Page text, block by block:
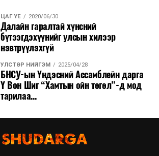
ЦАГ ҮЕ 2020/06/30
Далайн гаралтай хүнсний
бүтээгдэхүүнийг улсын хилээр
нэвтрүүлэхгүй
УЛСТӨР НИЙГЭМ 2025/04/28
БНСУ-ын Үндэсний Ассамблейн дарга
Ү Вон Шиг “Хамтын ойн төгөл”-д мод
тарилаа...